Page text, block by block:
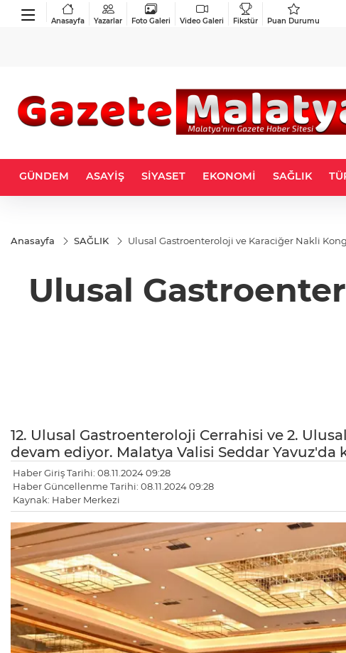
Anasayfa Yazarlar Foto Galeri Video Galeri Fikstür Puan Durumu
GÜNDEM ASAYİŞ SİYASET EKONOMİ SAĞLIK
Anasayfa SAĞLIK Ulusal Gastroenteroloji ve Karaciğer
Ulusal
12. Ulusal Gastroenteroloji Cerrahisi ve 2.
devam ediyor. Malatya Valisi Seddar Yavuz'da
Haber Giriş Tarihi: 08.11.2024 09:28
Haber Güncellenme Tarihi: 08.11.2024 09:28
Kaynak: Haber Merkezi